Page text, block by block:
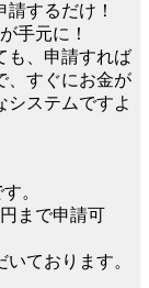
するだけ！
手元に！
も、申請すれば
、すぐにお金が
システムですよ
。
まで申請可
ております。